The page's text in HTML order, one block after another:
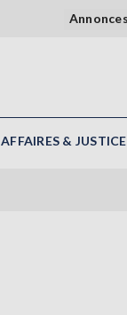
AFFAIRES & JUSTICE